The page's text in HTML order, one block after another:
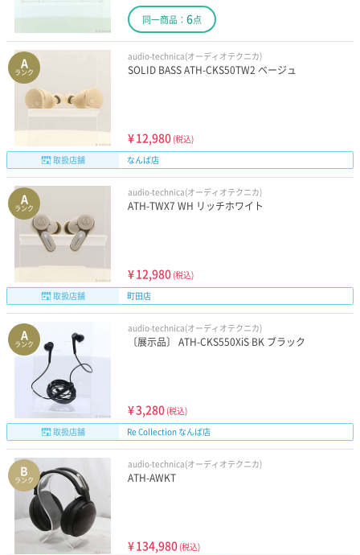
同一商品： 6点
A
ランク
audio-technica(オーディオテクニカ)
SOLID BASS ATH-CKS50TW2 ベージュ
¥12,980 (税込)
取扱店舗
なんば店
A
ランク
audio-technica(オーディオテクニカ)
ATH-TWX7 WH リッチホワイト
¥12,980 (税込)
取扱店舗
町田店
A
ランク
audio-technica(オーディオテクニカ)
〔展示品〕 ATH-CKS550XiS BK ブラック
¥3,280 (税込)
取扱店舗
Re Collection なんば店
B
ランク
audio-technica(オーディオテクニカ)
ATH-AWKT
¥134,980 (税込)